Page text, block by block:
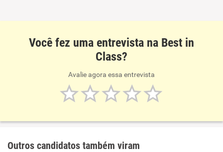
Você fez uma entrevista na Best in
Class?
Avalie agora essa entrevista
Outros candidatos também viram